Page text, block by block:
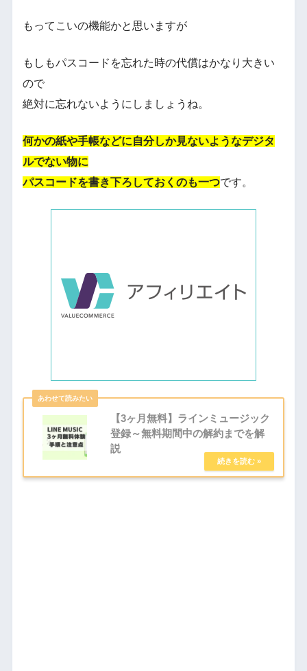
もってこいの機能かと思いますが
もしもパスコードを忘れた時の代償はかなり大きい
ので
絶対に忘れないようにしましょうね。
何かの紙や手帳などに自分しか見ないようなデジタ
ルでない物に
パスコードを書き下ろしておくのも一つです。
【3ヶ月無料】ラインミュージック
登録～無料期間中の解約までを解
説